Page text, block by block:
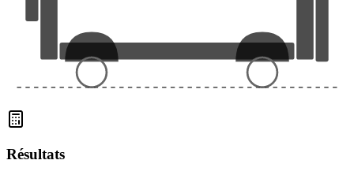
Résultats